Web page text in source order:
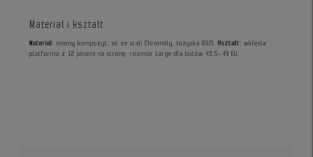
Materiał i kształt
Materiał: mocny kompozyt, oś ze stali Chromoly, łożyska IGUS. Kształt: wklęsła
platforma z 12 pinami na stronę, rozmiar Large dla butów 43,5–49 EU.